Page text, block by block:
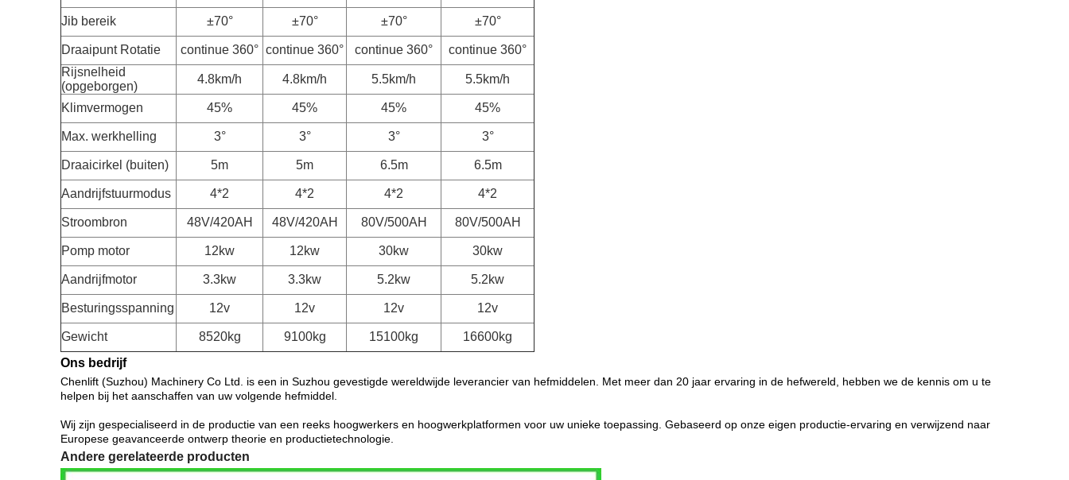
Jib bereik ±70° ±70° ±70° ±70°
Draaipunt Rotatie continue 360° continue 360° continue 360°
continue 360°
Rijsnelheid
(opgeborgen)
4.8km/h 4.8km/h 5.5km/h 5.5km/h
Klimvermogen 45% 45% 45% 45%
Max. werkhelling 3° 3° 3° 3°
Draaicirkel (buiten) 5m 5m 6.5m 6.5m
Aandrijfstuurmodus 4*2 4*2 4*2 4*2
Stroombron 48V/420AH 48V/420AH 80V/500AH 80V/500AH
Pomp motor 12kw 12kw 30kw 30kw
Aandrijfmotor 3.3kw 3.3kw 5.2kw 5.2kw
Besturingsspanning 12v 12v 12v 12v
Gewicht 8520kg 9100kg 15100kg
16600kg
Ons bedrijf
Chenlift (Suzhou) Machinery Co Ltd. is een in Suzhou gevestigde wereldwijde leverancier van hefmiddelen. Met meer dan 20 jaar ervaring in de hefwereld, hebben we de kennis om u te
helpen bij het aanschaffen van uw volgende hefmiddel.
Wij zijn gespecialiseerd in de productie van een reeks hoogwerkers en hoogwerkplatformen voor uw unieke toepassing. Gebaseerd op onze eigen productie-ervaring en verwijzend naar
Europese geavanceerde ontwerp theorie en productietechnologie.
Andere gerelateerde producten